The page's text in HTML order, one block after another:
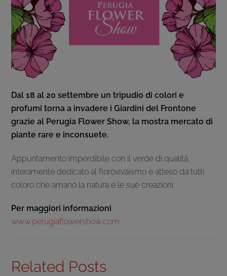
Dal 18 al 20 settembre un tripudio di colori e
profumi torna a invadere i Giardini del Frontone
grazie al Perugia Flower Show, la mostra mercato di
piante rare e inconsuete.
Appuntamento imperdibile con il verde di qualità,
interamente dedicato al florovivaismo e atteso da tutti
coloro che amano la natura e le sue creazioni.
Per maggiori informazioni:
www.perugiaflowershow.com
Related Posts